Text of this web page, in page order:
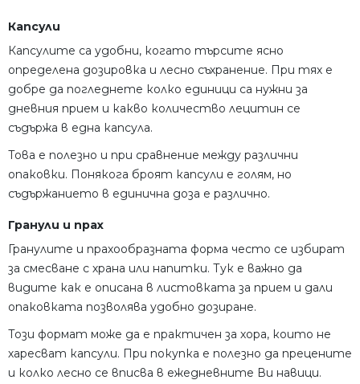
Капсули
Капсулите са удобни, когато търсите ясно
определена дозировка и лесно съхранение. При тях е
добре да погледнете колко единици са нужни за
дневния прием и какво количество лецитин се
съдържа в една капсула.
Това е полезно и при сравнение между различни
опаковки. Понякога броят капсули е голям, но
съдържанието в единична доза е различно.
Гранули и прах
Гранулите и прахообразната форма често се избират
за смесване с храна или напитки. Тук е важно да
видите как е описана в листовката за прием и дали
опаковката позволява удобно дозиране.
Този формат може да е практичен за хора, които не
харесват капсули. При покупка е полезно да прецените
и колко лесно се вписва в ежедневните Ви навици.